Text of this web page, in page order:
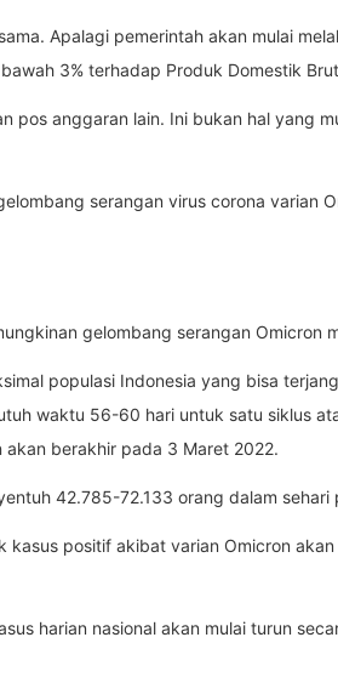
Apalagi pemerintah akan mulai
3% terhadap Produk Domestik
pos anggaran lain. Ini bukan hal yang
serangan virus corona varian
gelombang serangan Omicron
populasi Indonesia yang bisa
waktu 56-60 hari untuk satu siklus
akan berakhir pada 3 Maret 2022.
42.785-72.133 orang dalam
positif akibat varian Omicron
harian nasional akan mulai turun